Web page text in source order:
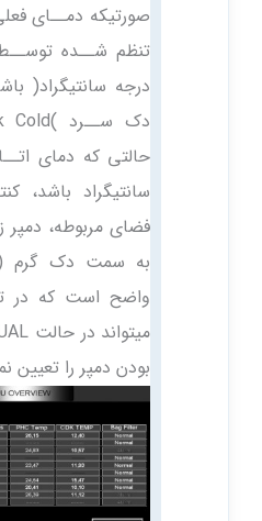
صورتیکه دمــای
درجه سانتیگراد‌(
سانتیگراد باشد،
فضای مربوطه، دمپر
واضح است که در
بودن دمپر را تعیین